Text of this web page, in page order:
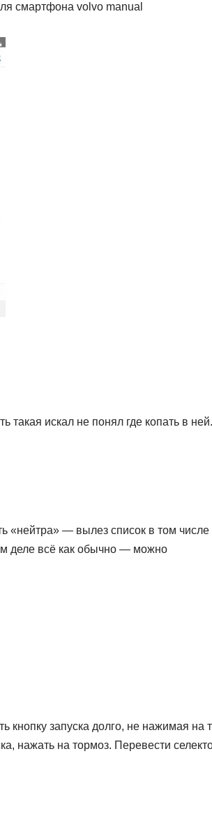
смартфона volvo manual
такая искал не понял где копать в ней.
«нейтра» — вылез список в том числе
деле всё как обычно — можно
кнопку запуска долго, не нажимая на
нажать на тормоз. Перевести